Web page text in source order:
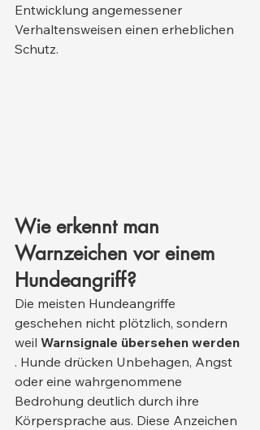
Entwicklung angemessener
Verhaltensweisen einen erheblichen
Schutz.
Wie erkennt man
Warnzeichen vor einem
Hundeangriff?
Die meisten Hundeangriffe
geschehen nicht plötzlich, sondern
weil Warnsignale übersehen werden
. Hunde drücken Unbehagen, Angst
oder eine wahrgenommene
Bedrohung deutlich durch ihre
Körpersprache aus. Diese Anzeichen